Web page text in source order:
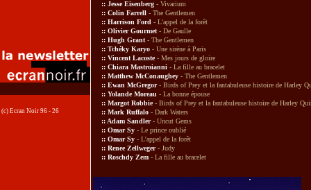
(c) Ecran Noir 96 - 26
:: Jesse Eisenberg - Vivarium
:: Colin Farrell - The Gentlemen
:: Harrison Ford - L'appel de la forêt
:: Olivier Gourmet - De Gaulle
:: Hugh Grant - The Gentlemen
:: Tchéky Karyo - Une sirène à Paris
:: Vincent Lacoste- Mes jours de gloire
:: Chiara Mastroianni - La fille au bracelet
:: Matthew McConaughey - The Gentlemen
:: Ewan McGregor- Birds of Prey et la fantabuleuse histoire de Harley
:: Yolande Moreau - La bonne épouse
:: Margot Robbie- Birds of Prey et la fantabuleuse histoire de Harley
:: Mark Ruffalo - Dark Waters
:: Adam Sandler- Uncut Gems
:: Omar Sy - Le prince oublié
:: Omar Sy - L'appel de la forêt
:: Renee Zellweger- Judy
:: Roschdy Zem - La fille au bracelet